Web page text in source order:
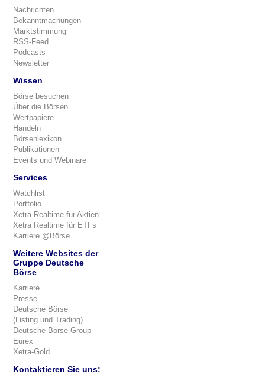
Nachrichten
Bekanntmachungen
Marktstimmung
RSS-Feed
Podcasts
Newsletter
Wissen
Börse besuchen
Über die Börsen
Wertpapiere
Handeln
Börsenlexikon
Publikationen
Events und Webinare
Services
Watchlist
Portfolio
Xetra Realtime für Aktien
Xetra Realtime für ETFs
Karriere @Börse
Weitere Websites der
Gruppe Deutsche
Börse
Karriere
Presse
Deutsche Börse
(Listing und Trading)
Deutsche Börse Group
Eurex
Xetra-Gold
Kontaktieren Sie uns: